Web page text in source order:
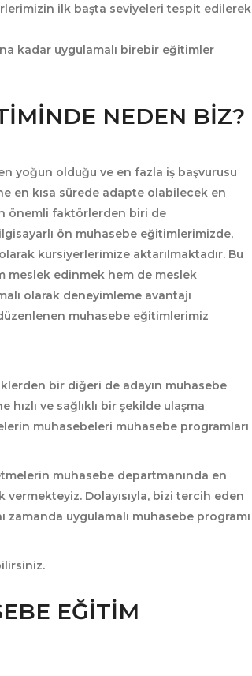
ilk başta seviyeleri tespit edilerek
kadar uygulamalı birebir eğitimler
NEDEN BIZ?
yoğun olduğu ve en fazla iş başvurusu
en kısa sürede adapte olabilecek en
önemli faktörlerden biri de
ön muhasebe eğitimlerimizde,
kursiyerlerimize aktarılmaktadır. Bu
meslek edinmek hem de meslek
olarak deneyimleme avantajı
muhasebe eğitimlerimiz
bir diğeri de adayın muhasebe
ve sağlıklı bir şekilde ulaşma
muhasebeleri muhasebe programları
muhasebe departmanında en
Dolayısıyla, bizi tercih eden
uygulamalı muhasebe programı
EĞITIM